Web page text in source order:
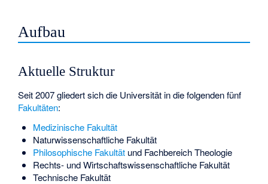
Aufbau
Aktuelle Struktur
Seit 2007 gliedert sich die Universität in die folgenden fünf
Fakultäten:
Medizinische Fakultät
Naturwissenschaftliche Fakultät
Philosophische Fakultätund Fachbereich Theologie
Rechts- und Wirtschaftswissenschaftliche Fakultät
Technische Fakultät